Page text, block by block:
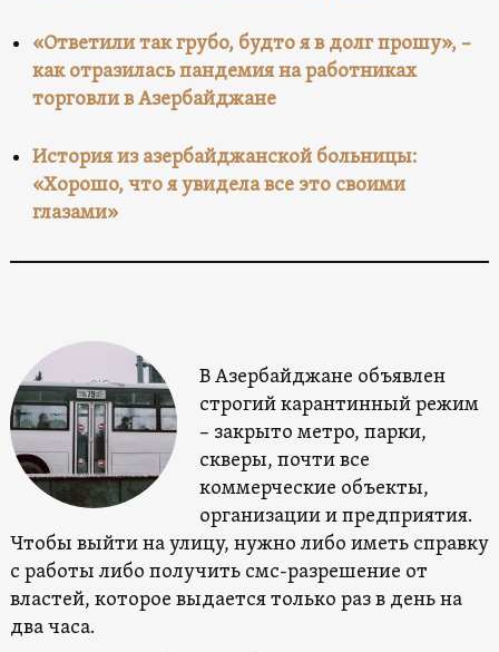
«Ответили так грубо, будто я в долг прошу», –
как отразилась пандемия на работниках
торговли в Азербайджане
История из азербайджанской больницы:
«Хорошо, что я увидела все это своими
глазами»
В Азербайджане объявлен
строгий карантинный режим
– закрыто метро, парки,
скверы, почти все
коммерческие объекты,
организации и предприятия.
Чтобы выйти на улицу, нужно либо иметь справку
с работы либо получить смс-разрешение от
властей, которое выдается только раз в день на
два часа.